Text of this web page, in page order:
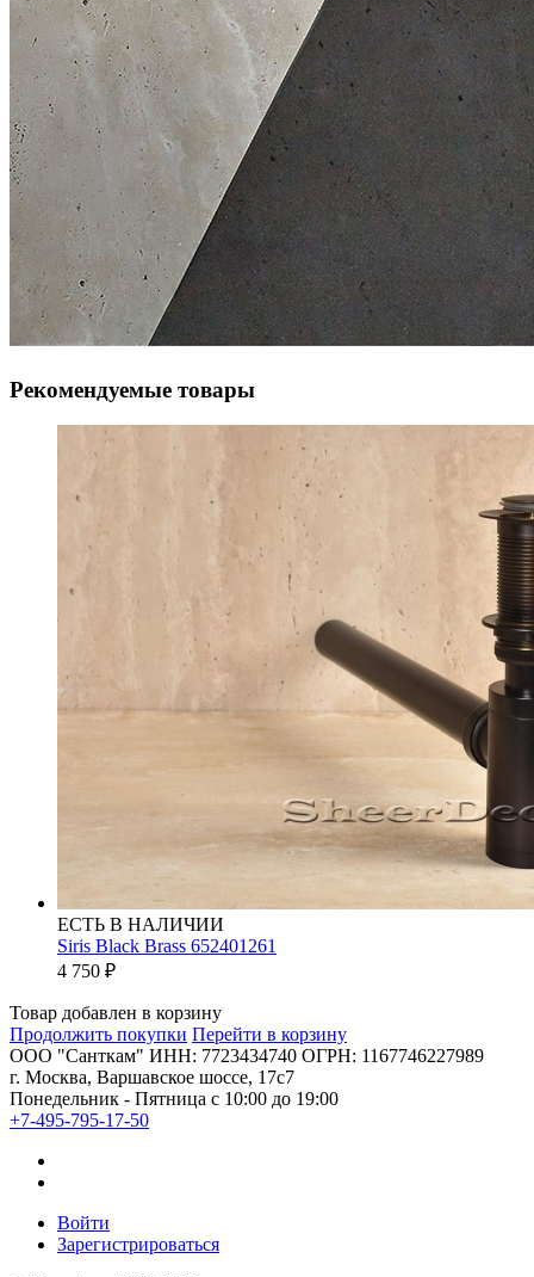
Рекомендуемые товары
ЕСТЬ В НАЛИЧИИ
Siris Black Brass 652401261
4 750 ₽
Товар добавлен в корзину
Продолжить покупки Перейти в корзину
ООО "Санткам" ИНН: 7723434740 ОГРН: 1167746227989
г. Москва, Варшавское шоссе, 17с7
Понедельник - Пятница с 10:00 до 19:00
+7-495-795-17-50
Войти
Зарегистрироваться